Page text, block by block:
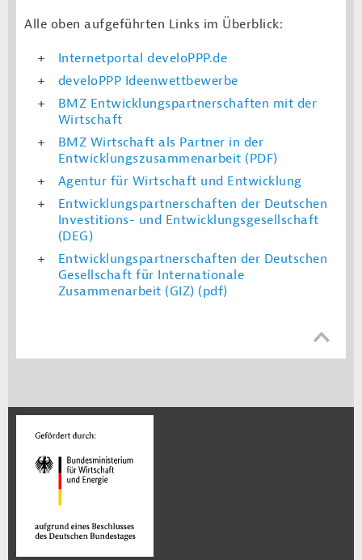
Alle oben aufgeführten Links im Überblick:
Internetportal develoPPP.de
develoPPP Ideenwettbewerbe
BMZ Entwicklungspartnerschaften mit der
Wirtschaft
BMZ Wirtschaft als Partner in der
Entwicklungszusammenarbeit (PDF)
Agentur für Wirtschaft und Entwicklung
Entwicklungspartnerschaften der Deutschen
Investitions- und Entwicklungsgesellschaft
(DEG)
Entwicklungspartnerschaften der Deutschen
Gesellschaft für Internationale
Zusammenarbeit (GIZ) (pdf)